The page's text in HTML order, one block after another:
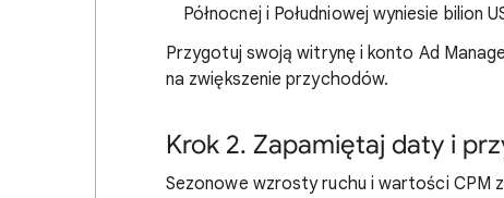
Północnej i Południowej wyniesie bilion
Przygotuj swoją witrynę i konto Ad
na zwiększenie przychodów.
Krok 2. Zapamiętaj daty i
Sezonowe wzrosty ruchu i wartości CPM